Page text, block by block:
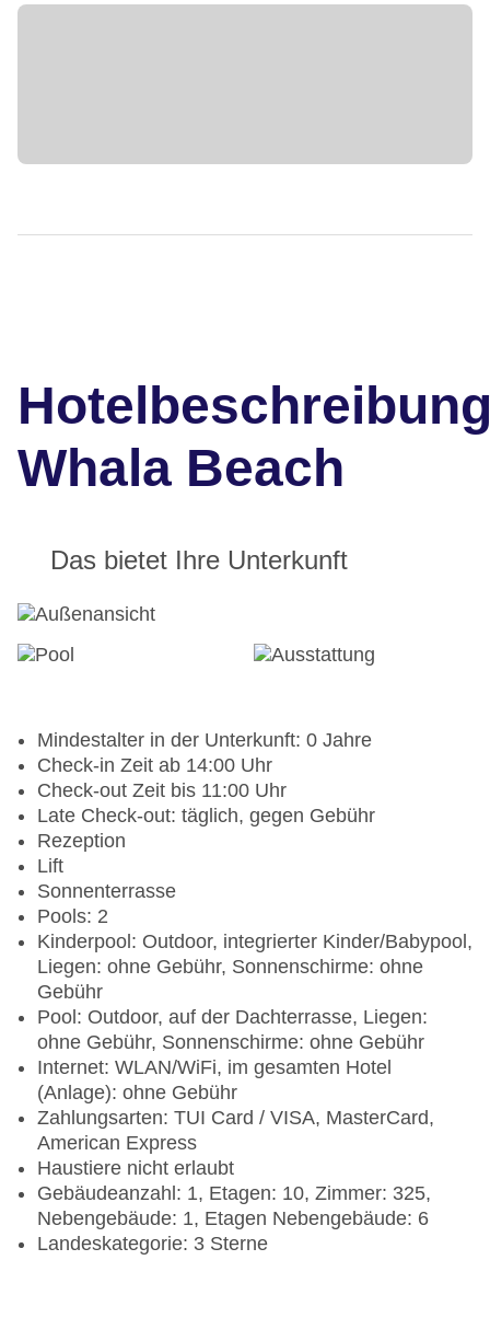
Whala Beach
Das bietet Ihre Unterkunft
Mindestalter in der Unterkunft: 0 Jahre
Check-in Zeit ab 14:00 Uhr
Check-out Zeit bis 11:00 Uhr
Late Check-out: täglich, gegen Gebühr
Rezeption
Lift
Sonnenterrasse
Pools: 2
Kinderpool: Outdoor, integrierter Kinder/Babypool,
Liegen: ohne Gebühr, Sonnenschirme: ohne
Gebühr
Pool: Outdoor, auf der Dachterrasse, Liegen:
ohne Gebühr, Sonnenschirme: ohne Gebühr
Internet: WLAN/WiFi, im gesamten Hotel
(Anlage): ohne Gebühr
Zahlungsarten: TUI Card / VISA, MasterCard,
American Express
Haustiere nicht erlaubt
Gebäudeanzahl: 1, Etagen: 10, Zimmer: 325,
Nebengebäude: 1, Etagen Nebengebäude: 6
Landeskategorie: 3 Sterne